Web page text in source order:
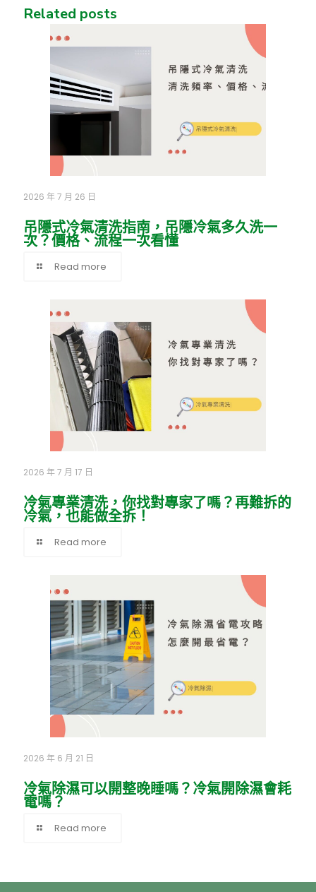
Related posts
2026 年 7 月 26 日
吊隱式冷氣清洗指南，吊隱冷氣多久洗一
次？價格、流程一次看懂
Read more
2026 年 7 月 17 日
冷氣專業清洗，你找對專家了嗎？再難拆的
冷氣，也能做全拆！
Read more
2026 年 6 月 21 日
冷氣除濕可以開整晚睡嗎？冷氣開除濕會耗
電嗎？
Read more